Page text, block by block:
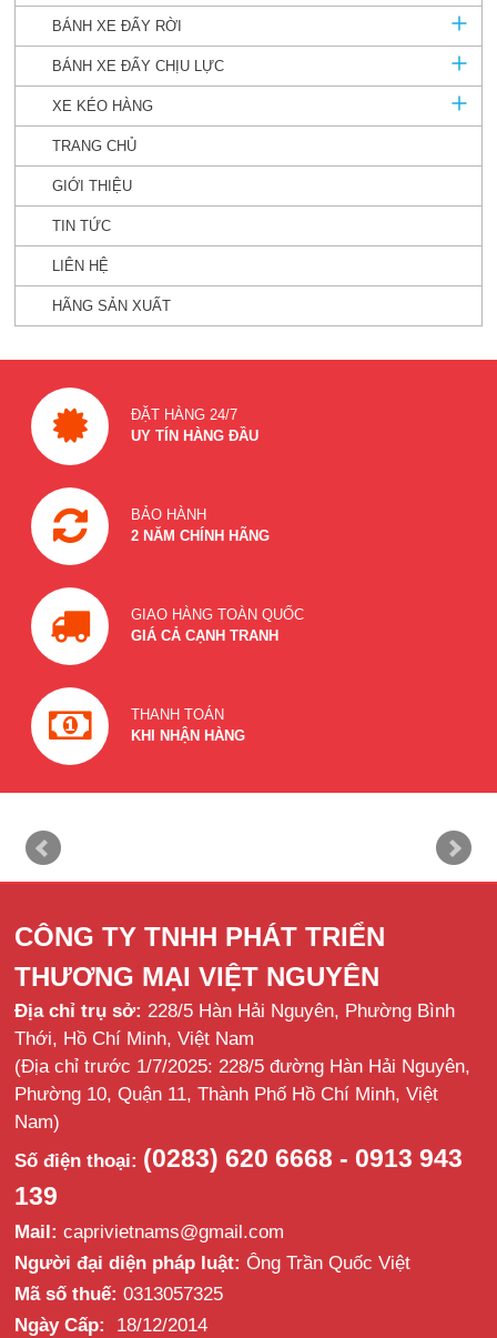
BÁNH XE ĐẨY RỜI
BÁNH XE ĐẨY CHỊU LỰC
XE KÉO HÀNG
TRANG CHỦ
GIỚI THIỆU
TIN TỨC
LIÊN HỆ
HÃNG SẢN XUẤT
ĐẶT HÀNG 24/7
UY TÍN HÀNG ĐẦU
BẢO HÀNH
2 NĂM CHÍNH HÃNG
GIAO HÀNG TOÀN QUỐC
GIÁ CẢ CẠNH TRANH
THANH TOÁN
KHI NHẬN HÀNG
CÔNG TY TNHH PHÁT TRIỂN
THƯƠNG MẠI VIỆT NGUYÊN
Địa chỉ trụ sở: 228/5 Hàn Hải Nguyên, Phường Bình
Thới, Hồ Chí Minh, Việt Nam
(Địa chỉ trước 1/7/2025: 228/5 đường Hàn Hải Nguyên,
Phường 10, Quận 11, Thành Phố Hồ Chí Minh, Việt
Nam)
Số điện thoại: (0283) 620 6668 - 0913 943
139
Mail: caprivietnams@gmail.com
Người đại diện pháp luật: Ông Trần Quốc Việt
Mã số thuế: 0313057325
Ngày Cấp:
18/12/2014